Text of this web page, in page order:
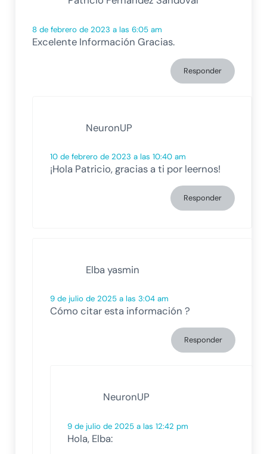
8 de febrero de 2023 a las 6:05 am
Excelente Información Gracias.
Responder
NeuronUP
10 de febrero de 2023 a las 10:40 am
¡Hola Patricio, gracias a ti por leernos!
Responder
Elba yasmin
9 de julio de 2025 a las 3:04 am
Cómo citar esta información ?
Responder
NeuronUP
9 de julio de 2025 a las 12:42 pm
Hola, Elba: